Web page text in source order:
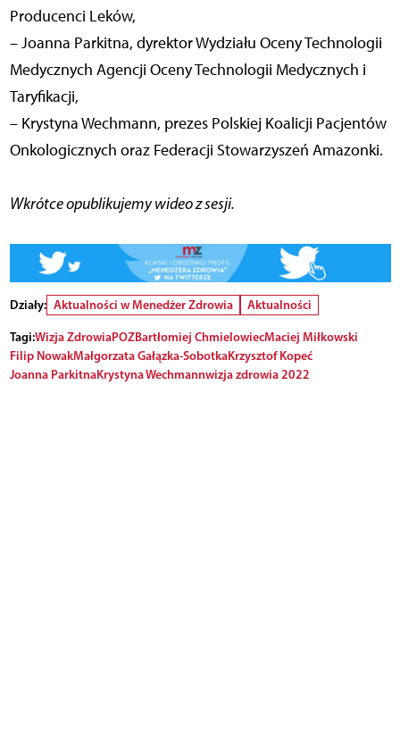
Producenci Leków,
– Joanna Parkitna, dyrektor Wydziału Oceny Technologii
Medycznych Agencji Oceny Technologii Medycznych i
Taryfikacji,
– Krystyna Wechmann, prezes Polskiej Koalicji Pacjentów
Onkologicznych oraz Federacji Stowarzyszeń Amazonki.
Wkrótce opublikujemy wideo z sesji.
Działy: Aktualności w Menedżer Zdrowia
Aktualności
Tagi:Wizja ZdrowiaPOZBartłomiej ChmielowiecMaciej Miłkowski
Filip NowakMałgorzata Gałązka-SobotkaKrzysztof Kopeć
Joanna ParkitnaKrystyna Wechmannwizja zdrowia 2022